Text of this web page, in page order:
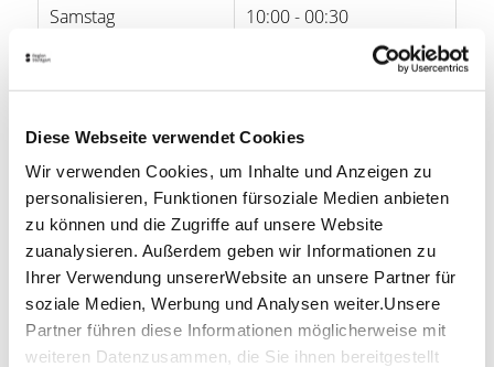
Diese Webseite verwendet Cookies
Wir verwenden Cookies, um Inhalte und Anzeigen zu
personalisieren, Funktionen fürsoziale Medien anbieten
zu können und die Zugriffe auf unsere Website
zuanalysieren. Außerdem geben wir Informationen zu
Ihrer Verwendung unsererWebsite an unsere Partner für
soziale Medien, Werbung und Analysen weiter.Unsere
Partner führen diese Informationen möglicherweise mit
weiteren Datenzusammen, die Sie ihnen bereitgestellt
Samstag
10:00 - 00:30
Sonntag
Öffnungszeiten von Google
Persönliche Beratung
+49 (0)711 224 150
paulaner-stuttgart.de